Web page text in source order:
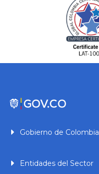
Gobierno de Colombia
Entidades del Sector